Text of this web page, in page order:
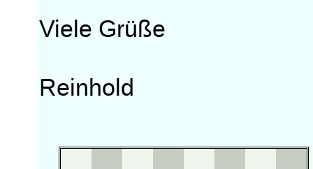
Viele Grüße
Reinhold